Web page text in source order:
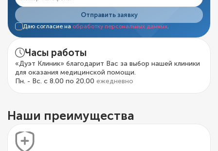
Отправить заявку
Даю согласие на обработку персональных данных.
Часы работы
«Дуэт Клиник» благодарит Вас за выбор нашей клиники
для оказания медицинской помощи.
Пн. - Вс. с 8.00 по 20.00 ежедневно
Наши преимущества